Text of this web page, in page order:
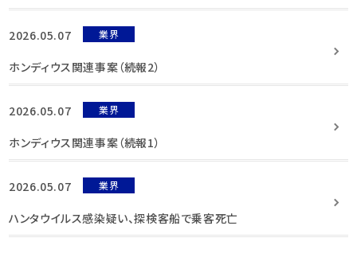
2026.05.07 業界
ホンディウス関連事案（続報2）
2026.05.07 業界
ホンディウス関連事案（続報1）
2026.05.07 業界
ハンタウイルス感染疑い、探検客船で乗客死亡